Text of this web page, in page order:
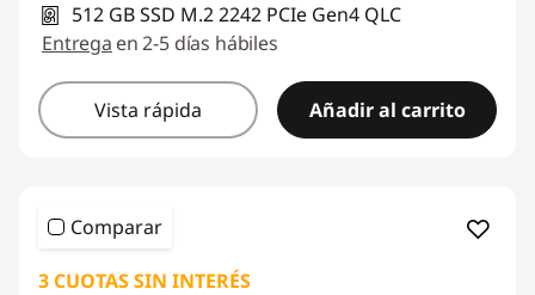
512 GB SSD M.2 2242 PCIe Gen4 QLC
Entrega en 2-5 días hábiles
Vista rápida Añadir al carrito
Comparar
3 CUOTAS SIN INTERÉS